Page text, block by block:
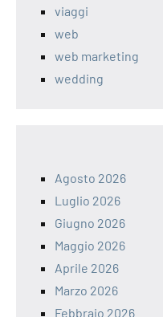
viaggi
web
web marketing
wedding
Agosto 2026
Luglio 2026
Giugno 2026
Maggio 2026
Aprile 2026
Marzo 2026
Febbraio 2026